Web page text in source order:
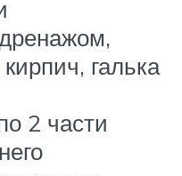
галька
2 части